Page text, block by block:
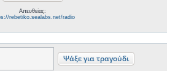
Απευθείας:
rebetiko.sealabs.net/radio